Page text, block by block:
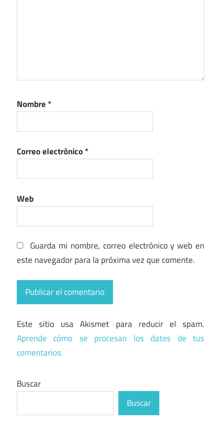
Nombre *
Correo electrónico*
Web
Guarda mi nombre, correo electrónico y web en
este navegador para la próxima vez que comente.
Este sitio usa Akismet para reducir el spam.
Aprende cómo se procesan los datos de tus
comentarios.
Buscar
Buscar